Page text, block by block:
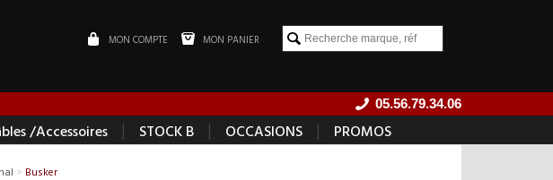
MON PANIER
MON COMPTE
05.56.79.34.06
/Accessoires | STOCK B | OCCASIONS | PROMOS
> Busker